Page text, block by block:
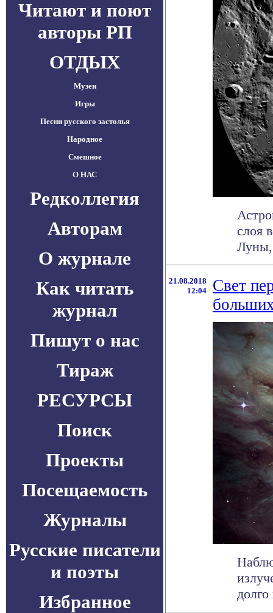
Читают и поют
авторы РП
ОТДЫХ
Музеи
Игры
Песни русского застолья
Народное
Смешное
О НАС
Редколлегия
Авторам
О журнале
Как читать
журнал
Пишут о нас
Тираж
РЕСУРСЫ
Поиск
Проекты
Посещаемость
Журналы
Русские писатели
и поэты
Избранное
слоя
Луны,
21.08.2018
12:04
Свет